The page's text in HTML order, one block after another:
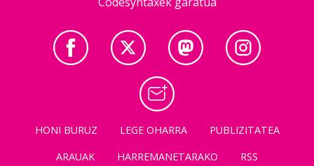
HONI BURUZ LEGE OHARRA
PUBLIZITATEA
ARAUAK
HARREMANETARAKO RSS